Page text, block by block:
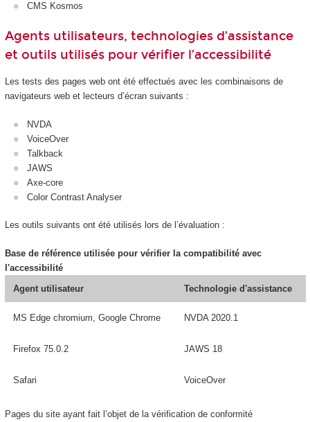
CMS Kosmos
Agents utilisateurs, technologies d’assistance
et outils utilisés pour vérifier l’accessibilité
Les tests des pages web ont été effectués avec les combinaisons de
navigateurs web et lecteurs d’écran suivants :
NVDA
VoiceOver
Talkback
JAWS
Axe-core
Color Contrast Analyser
Les outils suivants ont été utilisés lors de l’évaluation :
Base de référence utilisée pour vérifier la compatibilité avec
l'accessibilité
Agent utilisateur
Technologie d'assistance
MS Edge chromium, Google Chrome NVDA 2020.1
Firefox 75.0.2 JAWS 18
Safari VoiceOver
Pages du site ayant fait l’objet de la vérification de conformité